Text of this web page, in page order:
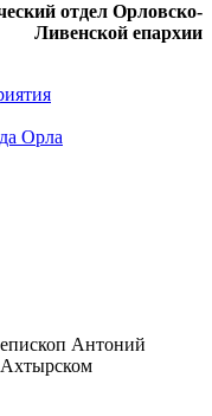
отдел Орловско-
Ливенской епархии
Орла
Антоний